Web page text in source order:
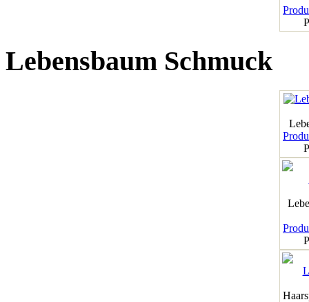
Lebensbaum Schmuck